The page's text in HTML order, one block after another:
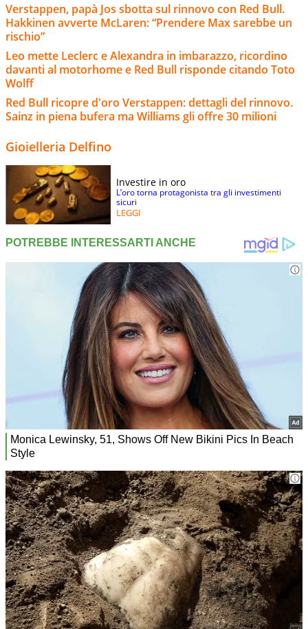
Verstappen, papà Jos sbotta sul rinnovo con Red Bull.
Hakkinen avverte McLaren: “Prendere Max sarebbe un
rischio”
Leo mette Leclerc e Alexandra in imbarazzo, ricordino
davanti al motorhome e Red Bull risponde citando Toto
Wolff
Red Bull ricopre d'oro Verstappen: dettagli del rinnovo.
Sainz in piena bufera ma Williams gli offre 30 milioni
Gioielleria Delfino
Investire in oro
L’oro torna protagonista tra gli investimenti
sicuri
LEGGI